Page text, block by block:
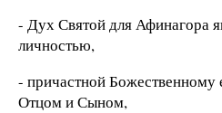
- Дух Святой для Афинагора
личностью,
- причастной Божественному
Отцом и Сыном,